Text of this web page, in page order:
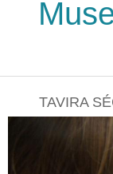
Passar para o
TAVIRA